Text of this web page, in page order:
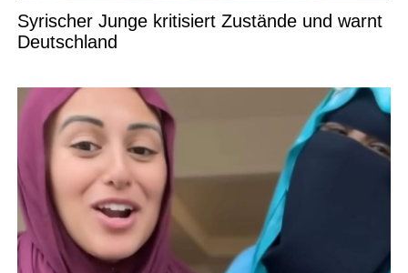
Syrischer Junge kritisiert Zustände und warnt
Deutschland